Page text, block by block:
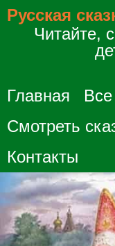
Русская
Читайте,
Главная Все
Смотреть
Контакты